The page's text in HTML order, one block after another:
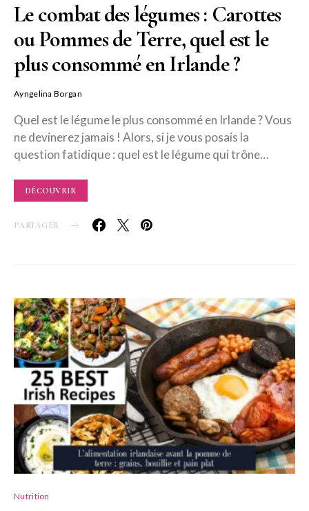
Le combat des légumes : Carottes
ou Pommes de Terre, quel est le
plus consommé en Irlande ?
Ayngelina Borgan
Quel est le légume le plus consommé en Irlande ? Vous
ne devinerez jamais ! Alors, si je vous posais la
question fatidique : quel est le légume qui trône…
DÉCOUVRIR
PARTAGER
Nutrition